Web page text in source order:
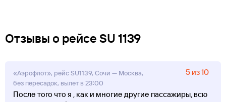
Отзывы о рейсе SU 1139
«Аэрофлот», рейс SU1139, Сочи — Москва,
без пересадок, вылет в 23:00
5 из 10
После того что я , как и многие другие пассажиры, всю